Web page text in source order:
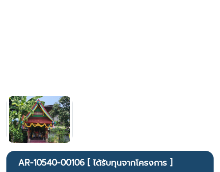
AR-10540-00106 [ ได้รับทุนจากโครงการ ]